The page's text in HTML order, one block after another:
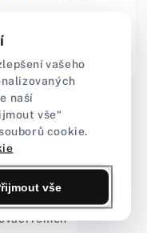
cena
248,00 Kč
řemen
vašeho
naší
vše“
cookie.
vše